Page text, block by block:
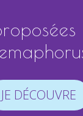
JE DÉCOUVRE